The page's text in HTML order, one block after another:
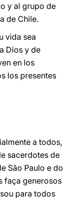
y al grupo de
de Chile.
vida sea
Dios y de
en los
los presentes
a todos,
sacerdotes de
São Paulo e do
faça generosos
para todos